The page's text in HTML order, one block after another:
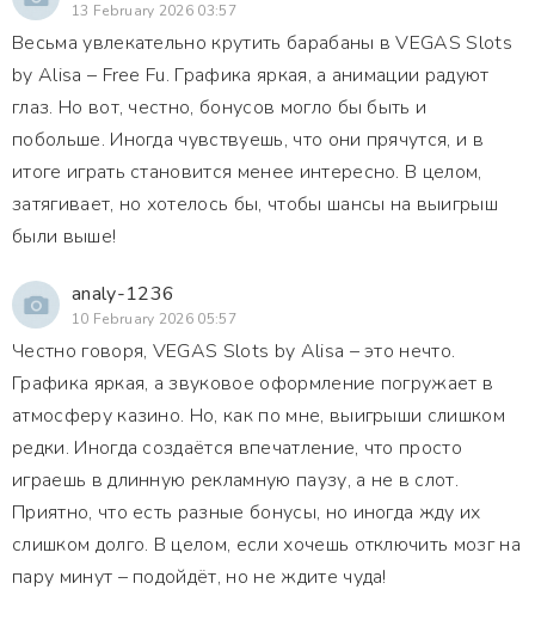
13 February 2026 03:57
Весьма увлекательно крутить барабаны в VEGAS Slots
by Alisa – Free Fu. Графика яркая, а анимации радуют
глаз. Но вот, честно, бонусов могло бы быть и
побольше. Иногда чувствуешь, что они прячутся, и в
итоге играть становится менее интересно. В целом,
затягивает, но хотелось бы, чтобы шансы на выигрыш
были выше!
analy-1236
10 February 2026 05:57
Честно говоря, VEGAS Slots by Alisa – это нечто.
Графика яркая, а звуковое оформление погружает в
атмосферу казино. Но, как по мне, выигрыши слишком
редки. Иногда создаётся впечатление, что просто
играешь в длинную рекламную паузу, а не в слот.
Приятно, что есть разные бонусы, но иногда жду их
слишком долго. В целом, если хочешь отключить мозг на
пару минут – подойдёт, но не ждите чуда!